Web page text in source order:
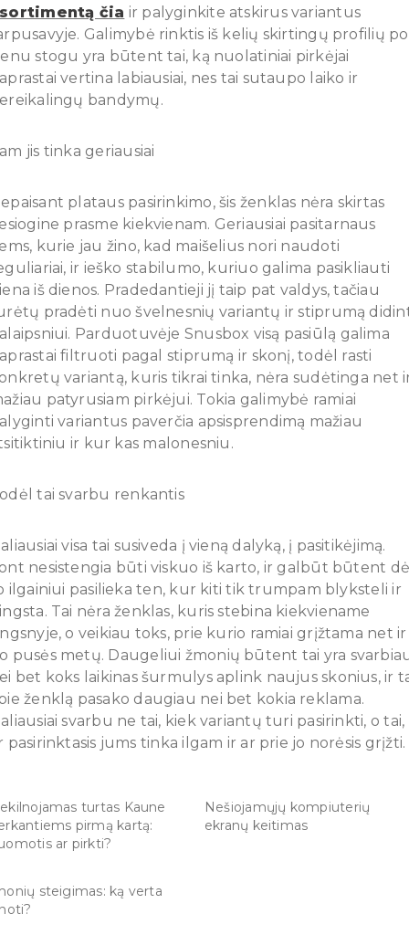
čia ir palyginkite atskirus variantus
Galimybė rinktis iš kelių skirtingų profilių po
stogu yra būtent tai, ką nuolatiniai pirkėjai
vertina labiausiai, nes tai sutaupo laiko ir
bandymų.
jis tinka geriausiai
plataus pasirinkimo, šis ženklas nėra skirtas
prasme kiekvienam. Geriausiai pasitarnaus
kurie jau žino, kad maišelius nori naudoti
ir ieško stabilumo, kuriuo galima pasikliauti
iš dienos. Pradedantieji jį taip pat valdys, tačiau
pradėti nuo švelnesnių variantų ir stiprumą
Parduotuvėje Snusbox visą pasiūlą galima
filtruoti pagal stiprumą ir skonį, todėl rasti
variantą, kuris tikrai tinka, nėra sudėtinga net
patyrusiam pirkėjui. Tokia galimybė ramiai
variantus paverčia apsisprendimą mažiau
ir kur kas malonesniu.
tai svarbu renkantis
visa tai susiveda į vieną dalyką, į pasitikėjimą.
nesistengia būti viskuo iš karto, ir galbūt būtent
ilgainiui pasilieka ten, kur kiti tik trumpam blyksteli ir
Tai nėra ženklas, kuris stebina kiekviename
o veikiau toks, prie kurio ramiai grįžtama net ir
pusės metų. Daugeliui žmonių būtent tai yra
bet koks laikinas šurmulys aplink naujus skonius, ir
ženklą pasako daugiau nei bet kokia reklama.
svarbu ne tai, kiek variantų turi pasirinkti, o tai,
pasirinktasis jums tinka ilgam ir ar prie jo norėsis grįžti.
turtas Kaune
pirmą kartą:
ar pirkti?
Nešiojamųjų kompiuterių
ekranų keitimas
steigimas: ką verta